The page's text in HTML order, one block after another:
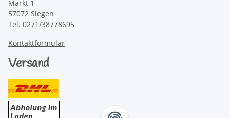
Markt 1
57072 Siegen
Tel. 0271/38778695
Kontaktformular
Versand